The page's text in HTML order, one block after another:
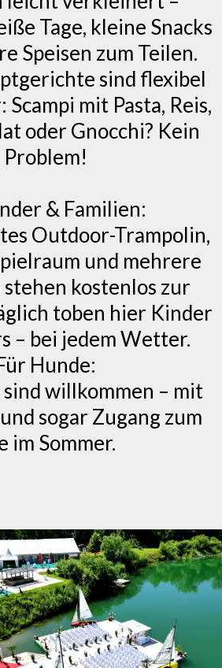
Tage, kleine Snacks
Speisen zum Teilen.
sind flexibel
mit Pasta, Reis,
oder Gnocchi? Kein
Problem!
& Familien:
Outdoor-Trampolin,
und mehrere
kostenlos zur
toben hier Kinder
– bei jedem Wetter.
Hunde:
willkommen – mit
sogar Zugang zum
im Sommer.